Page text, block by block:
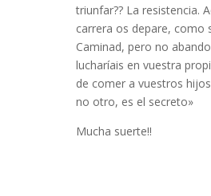
triunfar?? La resistencia.
carrera os depare, como
Caminad, pero no
lucharíais en vuestra
de comer a vuestros
no otro, es el secreto»
Mucha suerte!!